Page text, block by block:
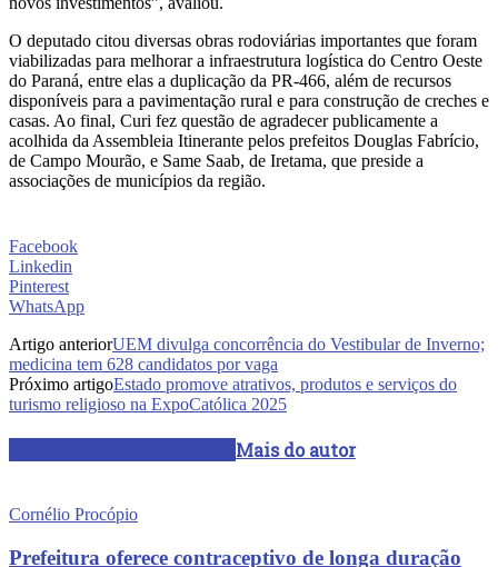
O deputado citou diversas obras rodoviárias importantes que foram
viabilizadas para melhorar a infraestrutura logística do Centro Oeste
do Paraná, entre elas a duplicação da PR-466, além de recursos
disponíveis para a pavimentação rural e para construção de creches e
casas. Ao final, Curi fez questão de agradecer publicamente a
acolhida da Assembleia Itinerante pelos prefeitos Douglas Fabrício,
de Campo Mourão, e Same Saab, de Iretama, que preside a
associações de municípios da região.
Facebook
Linkedin
Pinterest
WhatsApp
Artigo anteriorUEM divulga concorrência do Vestibular de Inverno;
medicina tem 628 candidatos por vaga
Próximo artigoEstado promove atrativos, produtos e serviços do
turismo religioso na ExpoCatólica 2025
Mais do autor
Cornélio Procópio
Prefeitura oferece contraceptivo de longa duração